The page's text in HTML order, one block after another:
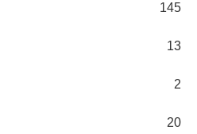
145
13
2
20